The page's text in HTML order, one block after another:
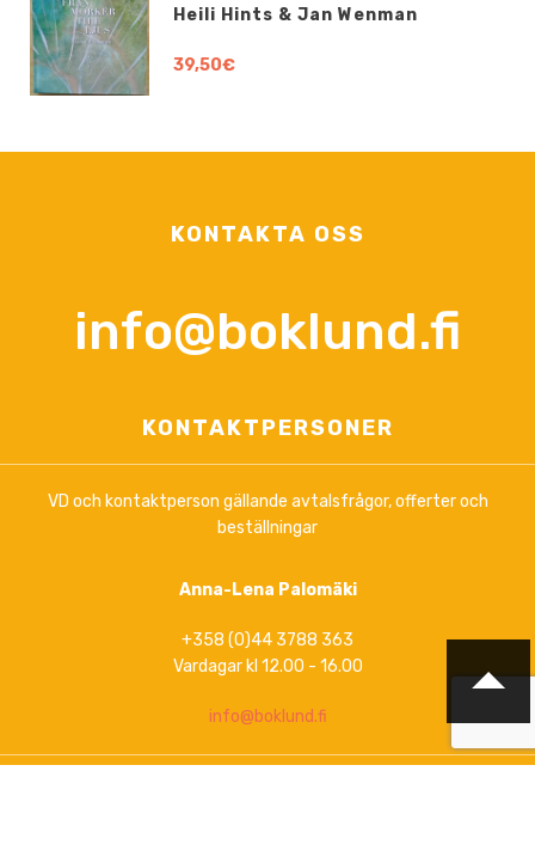
Heili Hints & Jan Wenman
39,50€
KONTAKTA OSS
info@boklund.fi
KONTAKTPERSONER
VD och kontaktperson gällande avtalsfrågor, offerter och
beställningar
Anna-Lena Palomäki
+358 (0)44 3788 363
Vardagar kl 12.00 - 16.00
info@boklund.fi